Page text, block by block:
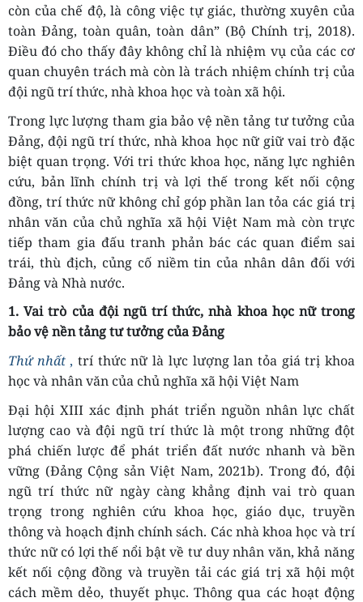
còn của chế độ, là công việc tự giác, thường xuyên của
toàn Đảng, toàn quân, toàn dân” (Bộ Chính trị, 2018).
Điều đó cho thấy đây không chỉ là nhiệm vụ của các cơ
quan chuyên trách mà còn là trách nhiệm chính trị của
đội ngũ trí thức, nhà khoa học và toàn xã hội.
Trong lực lượng tham gia bảo vệ nền tảng tư tưởng của
Đảng, đội ngũ trí thức, nhà khoa học nữ giữ vai trò đặc
biệt quan trọng. Với tri thức khoa học, năng lực nghiên
cứu, bản lĩnh chính trị và lợi thế trong kết nối cộng
đồng, trí thức nữ không chỉ góp phần lan tỏa các giá trị
nhân văn của chủ nghĩa xã hội Việt Nam mà còn trực
tiếp tham gia đấu tranh phản bác các quan điểm sai
trái, thù địch, củng cố niềm tin của nhân dân đối với
Đảng và Nhà nước.
1. Vai trò của đội ngũ trí thức, nhà khoa học nữ trong
bảo vệ nền tảng tư tưởng của Đảng
Thứ nhất ,trí thức nữ là lực lượng lan tỏa giá trị khoa
học và nhân văn của chủ nghĩa xã hội Việt Nam
Đại hội XIII xác định phát triển nguồn nhân lực chất
lượng cao và đội ngũ trí thức là một trong những đột
phá chiến lược để phát triển đất nước nhanh và bền
vững (Đảng Cộng sản Việt Nam, 2021b). Trong đó, đội
ngũ trí thức nữ ngày càng khẳng định vai trò quan
trọng trong nghiên cứu khoa học, giáo dục, truyền
thông và hoạch định chính sách. Các nhà khoa học và trí
thức nữ có lợi thế nổi bật về tư duy nhân văn, khả năng
kết nối cộng đồng và truyền tải các giá trị xã hội một
cách mềm dẻo, thuyết phục. Thông qua các hoạt động